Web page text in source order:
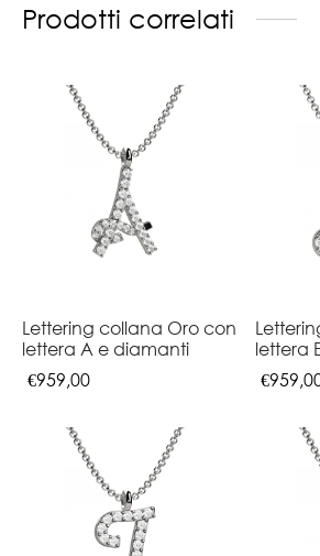
Prodotti correlati
Lettering collana Oro con
lettera A e diamanti
€959,00
lettera
€